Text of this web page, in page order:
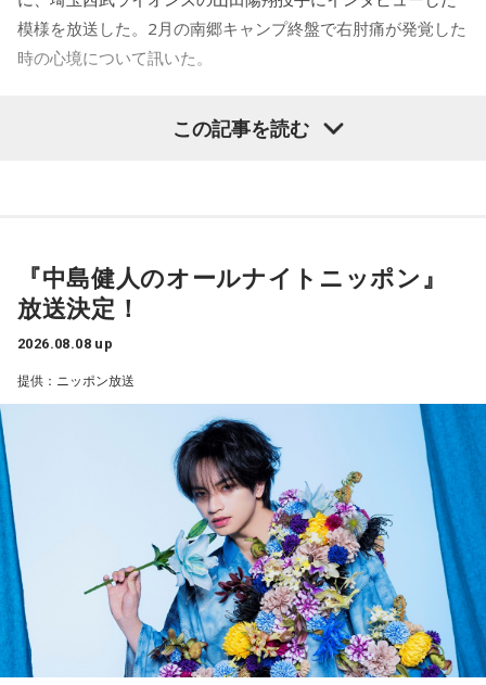
てもらうということも1つだと思っていて。
ジルは対戦相手が決まったときに「オランダじゃなくて良か
ているんだ。メンバーは違うかもしれないけれど、日本は力
があるんだぞ」と言って、油断しないように警戒させる。そ
して、「お前ら、（日本選手が）こんなことを言ってるぞ」
と塩貝選手のコメントを（起爆剤として）使うことが可能な
しないほうが良かったなと僕は思っています。
とはいえ、塩貝選手とはW杯が終わったときに違うところで
会いましたけど、本当に純粋なんですよ。全然悪気がないと
いうか。ただ、プロの選手としてそこまで考えてコメントす
るべきだったかなとは思います。
でもまだ若いですから。森保監督は“リバウンドメンタリテ
ィ”という言葉をよく使いますけど、何かうまくいかなかった
後のリアクションがすごく重要で、今後そこを塩貝選手は試
されるのかなと思いますし、その期待に応えるだけのものを
持っている選手だと思いますから、良いエネルギーに変えて
もらいたいなと思います。
模様を放送した。2月の南郷キャンプ終盤で右肘痛が発覚した
時の心境について訊いた。
――1軍デビューを果たしたプロ3年目の昨シーズンは素晴ら
しい成績だったかと思いますが、「求めすぎずに自分のやる
――過去2年の苦労は昨シーズンに活きていたということです
ね。
山田「活きていると思います。ウエイトトレーニングなどで
身体作りができたと思うので、結果を出さないといけないと
ころで出せたというのはよかったと思います」
――2月の南郷キャンプ終盤で右肘痛が発覚した時の心境を教
山田「痛かったですし、手術のタイミングはすごく悩んだの
ですが、3月9日に手術をさせていただいた。痛いままプレー
をしていても成績も上がらないですし、自分としても不安を
抱えながらプレーをするのは嫌だったので、できるだけ早く
手術をして、早く復帰ができるようにというので決断しまし
た」
この記事を読む
『中島健人のオールナイトニッポン』
放送決定！
2026.08.08 up
提供：ニッポン放送